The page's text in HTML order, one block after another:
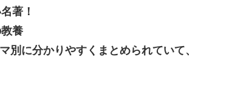
著！
養
別に分かりやすくまとめられていて、